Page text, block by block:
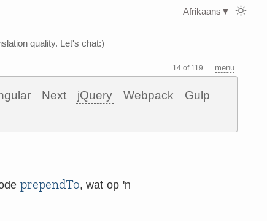
quality. Let's chat:)
14 of 119 menu
Next jQuery Webpack
Gulp
prependTo, wat op 'n
Afrikaans ▼